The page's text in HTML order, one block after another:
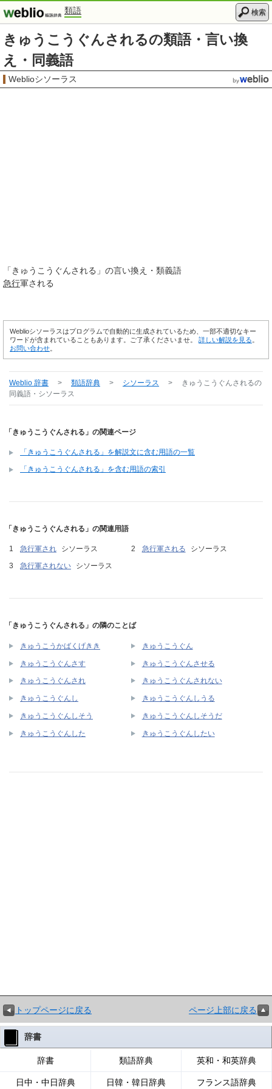
類語 検索
きゅうこうぐんされるの類語・言い換
え・同義語
Weblioシソーラス
「 きゅうこうぐんされる 」の言い換え・類義語
急行軍される
Weblioシソーラスはプログラムで自動的に生成されているため、一部不適切なキー
ワードが含まれていることもあります。ご了承くださいませ。 詳しい解説を見る
お問い合わせ
Weblio 辞書 > 類語辞典 > シソーラス > きゅうこうぐんされるの
同義語・シソーラス
「きゅうこうぐんされる」の関連ページ
「きゅうこうぐんされる」を解説文に含む用語の一覧
「きゅうこうぐんされる」を含む用語の索引
「きゅうこうぐんされる」の関連用語
急行軍され シソーラス 急行軍される
シソーラス
急行軍されない
シソーラス
「きゅうこうぐんされる」の隣のことば
きゅうこうかばくげきき きゅうこうぐん
きゅうこうぐんさす きゅうこうぐんさせる
きゅうこうぐんされ きゅうこうぐんされない
きゅうこうぐんし きゅうこうぐんしうる
きゅうこうぐんしそう きゅうこうぐんしそうだ
きゅうこうぐんした きゅうこうぐんしたい
トップページに戻る ページ上部に戻る
辞書
辞書 類語辞典 英和・和英辞典
日中・中日辞典 日韓・韓日辞典 フランス語辞典